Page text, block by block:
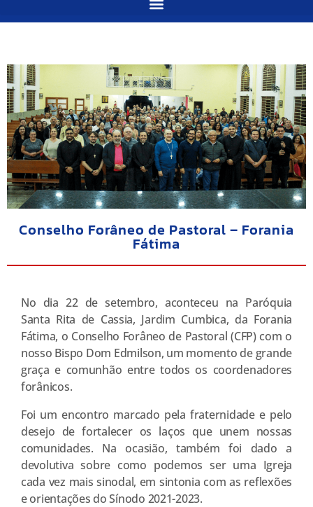
Conselho Forâneo de Pastoral – Forania
Fátima
No dia 22 de setembro, aconteceu na Paróquia
Santa Rita de Cassia, Jardim Cumbica, da Forania
Fátima, o Conselho Forâneo de Pastoral (CFP) com o
nosso Bispo Dom Edmilson, um momento de grande
graça e comunhão entre todos os coordenadores
forânicos.
Foi um encontro marcado pela fraternidade e pelo
desejo de fortalecer os laços que unem nossas
comunidades. Na ocasião, também foi dado a
devolutiva sobre como podemos ser uma Igreja
cada vez mais sinodal, em sintonia com as reflexões
e orientações do Sínodo 2021-2023.